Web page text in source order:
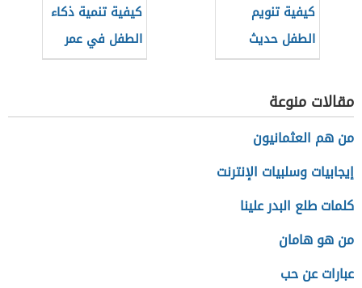
كيفية تنويم
الطفل حديث
الولادة
كيفية تنمية ذكاء
الطفل في عمر
السنة
مقالات منوعة
من هم العثمانيون
إيجابيات وسلبيات الإنترنت
كلمات طلع البدر علينا
من هو هامان
عبارات عن حب